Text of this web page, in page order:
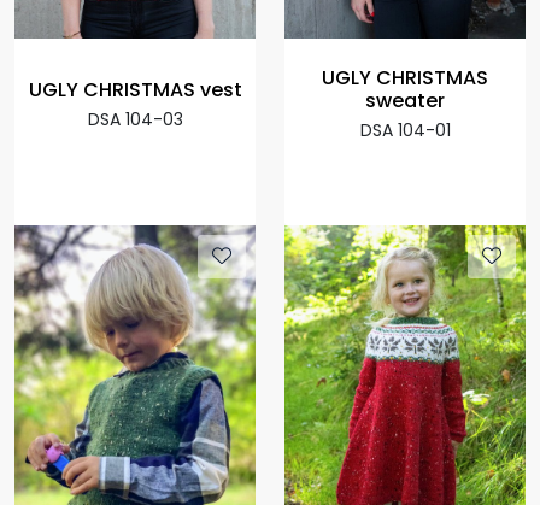
UGLY CHRISTMAS vest
DSA 104-03
UGLY CHRISTMAS
sweater
DSA 104-01